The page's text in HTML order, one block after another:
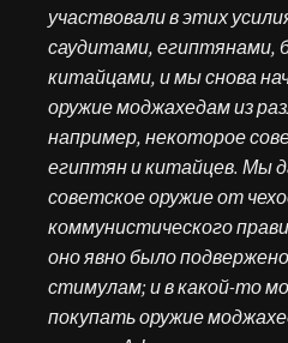
участвовали в этих
саудитами, египтянами,
китайцами, и мы снова
оружие моджахедам из
например, некоторое
египтян и китайцев. Мы
советское оружие от
коммунистического
оно явно было
стимулам; и в какой-то
покупать оружие